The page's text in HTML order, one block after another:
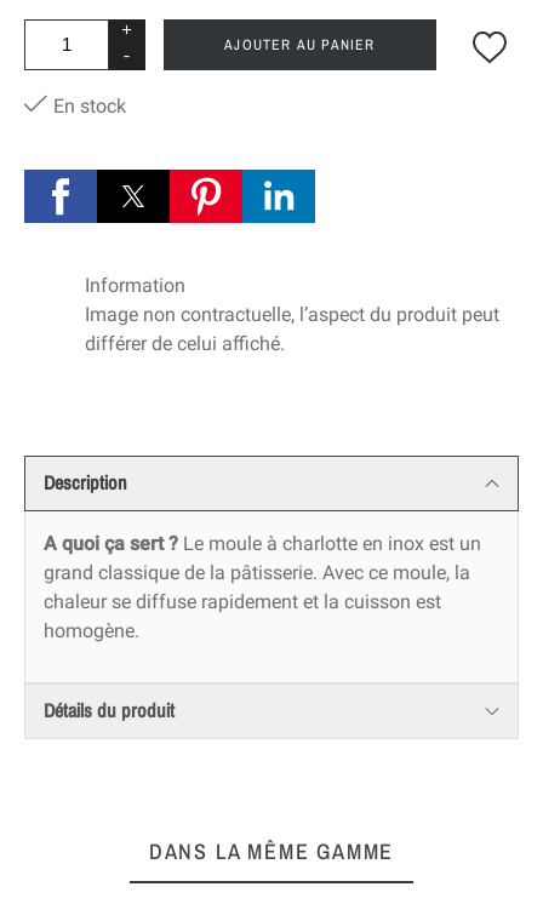
+
-
AJOUTER AU PANIER
En stock
Information
Image non contractuelle, l’aspect du produit peut
différer de celui affiché.
Description
A quoi ça sert ? Le moule à charlotte en inox est un
grand classique de la pâtisserie. Avec ce moule, la
chaleur se diffuse rapidement et la cuisson est
homogène.
Détails du produit
DANS LA MÊME GAMME